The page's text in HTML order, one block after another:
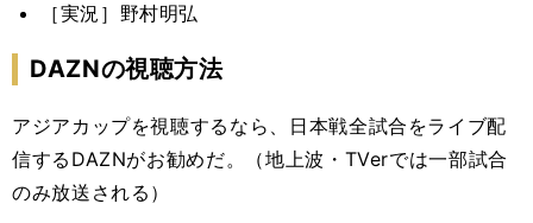
［実況］野村明弘
DAZNの視聴方法
アジアカップを視聴するなら、日本戦全試合をライブ配
信するDAZNがお勧めだ。（地上波・TVerでは一部試合
のみ放送される）